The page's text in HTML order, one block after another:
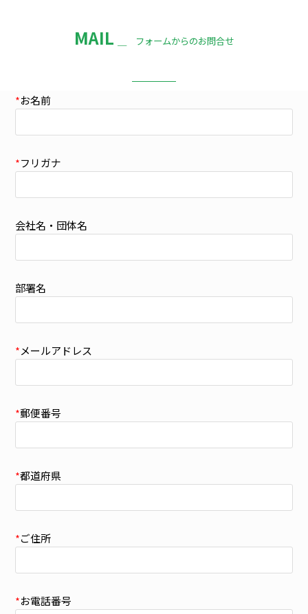
MAIL ＿ フォームからのお問合せ
*お名前
*フリガナ
会社名・団体名
部署名
*メールアドレス
*郵便番号
*都道府県
*ご住所
*お電話番号